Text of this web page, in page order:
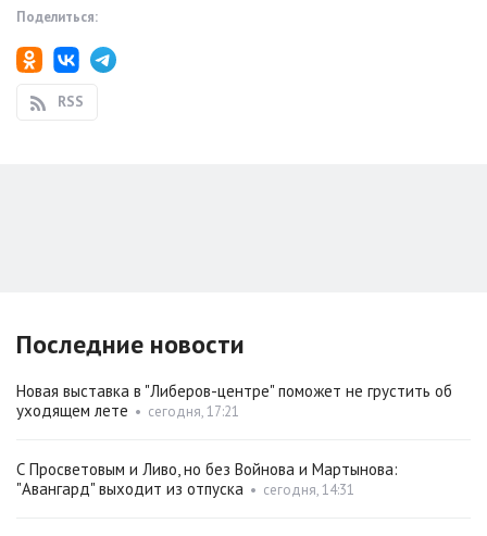
Поделиться:
RSS
Последние новости
Новая выставка в "Либеров-центре" поможет не грустить об
уходящем лете • сегодня, 17:21
С Просветовым и Ливо, но без Войнова и Мартынова:
"Авангард" выходит из отпуска • сегодня, 14:31